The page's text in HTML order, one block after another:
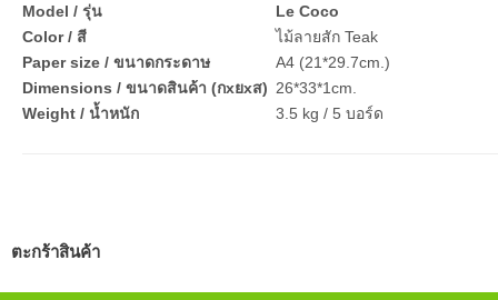
Model / รุ่น
Le Coco
Color / สี
ไม้ลายสัก Teak
Paper size / ขนาดกระดาษ
A4 (21*29.7cm.)
Dimensions / ขนาดสินค้า (กxยxส) 26*33*1cm.
Weight / น้ำหนัก
3.5 kg / 5 บอร์ด
ตะกร้าสินค้า